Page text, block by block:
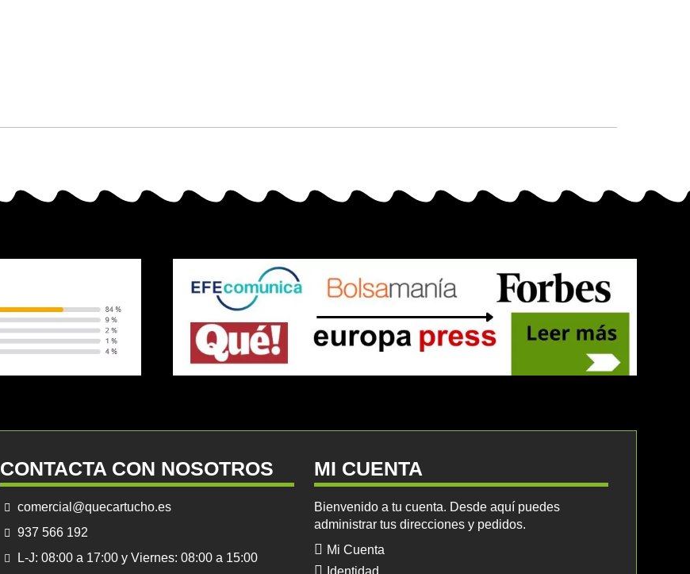
CONTACTA CON NOSOTROS
comercial@quecartucho.es
937 566 192
L-J: 08:00 a 17:00 y Viernes: 08:00 a 15:00
MI CUENTA
Bienvenido a tu cuenta. Desde aquí puedes
administrar tus direcciones y pedidos.
Mi Cuenta
Identidad